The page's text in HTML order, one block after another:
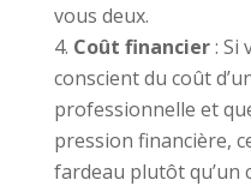
vous deux.
Coût financier: Si
conscient du coût
professionnelle et
pression financière,
fardeau plutôt qu’un